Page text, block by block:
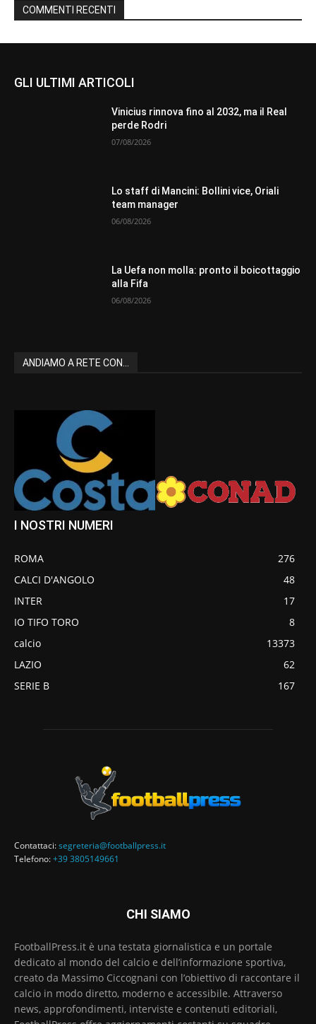
COMMENTI RECENTI
GLI ULTIMI ARTICOLI
Vinicius rinnova fino al 2032, ma il Real
perde Rodri
07/08/2026
Lo staff di Mancini: Bollini vice, Oriali
team manager
06/08/2026
La Uefa non molla: pronto il boicottaggio
alla Fifa
06/08/2026
ANDIAMO A RETE CON...
I NOSTRI NUMERI
ROMA
276
CALCI D'ANGOLO
48
INTER
17
IO TIFO TORO
8
calcio
13373
LAZIO
62
SERIE B
167
Contattaci:segreteria@footballpress.it
Telefono:+39 3805149661
CHI SIAMO
FootballPress.it è una testata giornalistica e un portale
dedicato al mondo del calcio e dell’informazione sportiva,
creato da Massimo Ciccognani con l’obiettivo di raccontare il
calcio in modo diretto, moderno e accessibile. Attraverso
news, approfondimenti, interviste e contenuti editoriali,